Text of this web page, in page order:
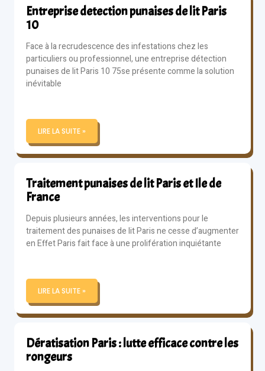
Entreprise detection punaises de lit Paris
10
Face à la recrudescence des infestations chez les
particuliers ou professionnel, une entreprise détection
punaises de lit Paris 10 75se présente comme la solution
inévitable
LIRE LA SUITE »
Traitement punaises de lit Paris et Ile de
France
Depuis plusieurs années, les interventions pour le
traitement des punaises de lit Paris ne cesse d’augmenter
en Effet Paris fait face à une prolifération inquiétante
LIRE LA SUITE »
Dératisation Paris : lutte efficace contre les
rongeurs